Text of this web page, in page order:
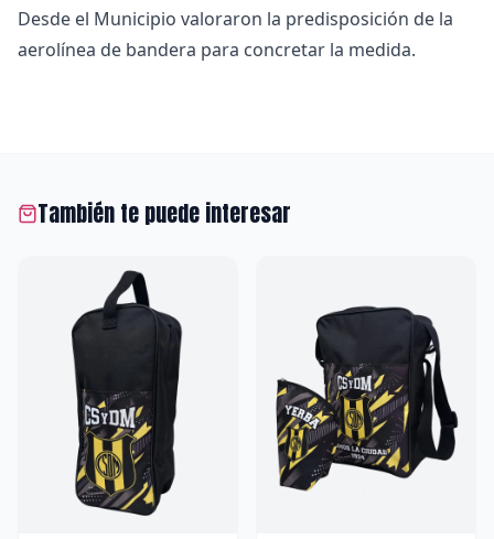
Desde el Municipio valoraron la predisposición de la
aerolínea de bandera para concretar la medida.
También te puede interesar